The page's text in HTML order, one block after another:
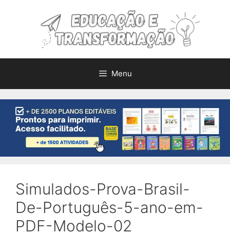
Menu
Simulados-Prova-Brasil-
De-Português-5-ano-em-
PDF-Modelo-02